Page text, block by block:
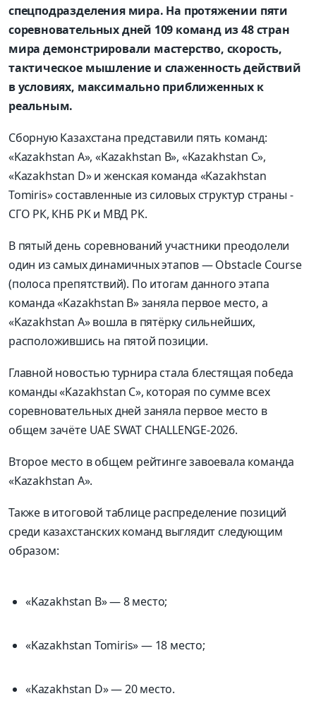
спецподразделения мира. На протяжении пяти
соревновательных дней 109 команд из 48 стран
мира демонстрировали мастерство, скорость,
тактическое мышление и слаженность действий
в условиях, максимально приближенных к
реальным.
Сборную Казахстана представили пять команд:
«Kazakhstan A», «Kazakhstan B», «Kazakhstan C»,
«Kazakhstan D» и женская команда «Kazakhstan
Tomiris» составленные из силовых структур страны -
СГО РК, КНБ РК и МВД РК.
В пятый день соревнований участники преодолели
один из самых динамичных этапов — Obstacle Course
(полоса препятствий). По итогам данного этапа
команда «Kazakhstan B» заняла первое место, а
«Kazakhstan A» вошла в пятёрку сильнейших,
расположившись на пятой позиции.
Главной новостью турнира стала блестящая победа
команды «Kazakhstan C», которая по сумме всех
соревновательных дней заняла первое место в
общем зачёте UAE SWAT CHALLENGE-2026.
Второе место в общем рейтинге завоевала команда
«Kazakhstan A».
Также в итоговой таблице распределение позиций
среди казахстанских команд выглядит следующим
образом:
«Kazakhstan B» — 8 место;
«Kazakhstan Tomiris» — 18 место;
«Kazakhstan D» — 20 место.